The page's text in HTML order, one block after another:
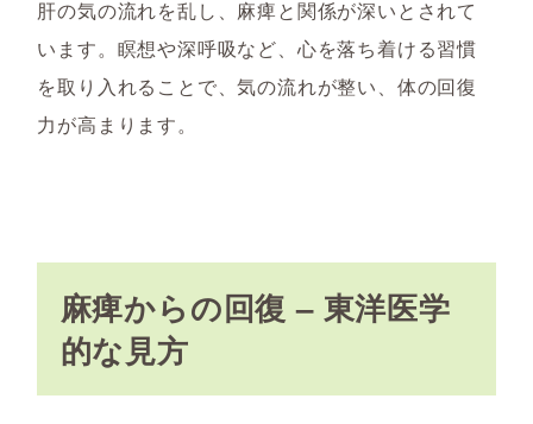
肝の気の流れを乱し、麻痺と関係が深いとされて
います。瞑想や深呼吸など、心を落ち着ける習慣
を取り入れることで、気の流れが整い、体の回復
力が高まります。
麻痺からの回復 – 東洋医学
的な見方